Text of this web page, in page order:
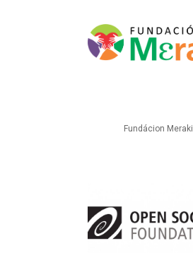
Fundácion Meraki